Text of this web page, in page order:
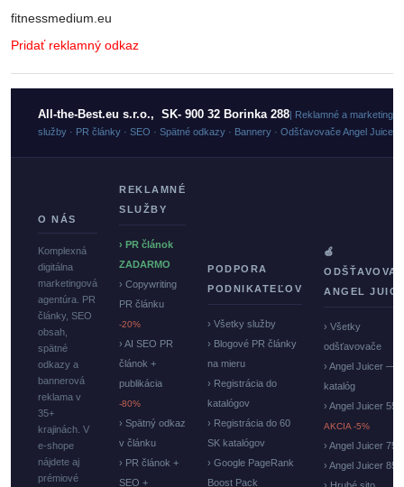
fitnessmedium.eu
Pridať reklamný odkaz
All-the-Best.eu s.r.o., SK- 900 32 Borinka 288| Reklamné a
služby · PR články · SEO · Spätné odkazy · Bannery · Odšťavovače Angel Juicer
O NÁS
Komplexná
digitálna
marketingová
agentúra. PR
články, SEO
obsah,
spätné
odkazy a
bannerová
reklama v
35+
krajinách. V
e-shope
nájdete aj
prémiové
REKLAMNÉ
SLUŽBY
› PR článok
ZADARMO
› Copywriting
PR článku
-20%
› AI SEO PR
článok +
publikácia
-80%
› Spätný odkaz
v článku
› PR článok +
SEO +
PODPORA
PODNIKATEĽOV
› Všetky služby
› Blogové PR články
na mieru
› Registrácia do
katalógov
› Registrácia do 60
SK katalógov
› Google PageRank
Boost Pack
🍏
ANGEL
› Všetky
odšťavovače
› Angel Juicer —
katalóg
› Angel Juicer
AKCIA -5%
› Angel Juicer
› Angel Juicer